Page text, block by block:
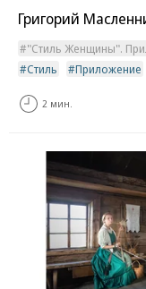
Григорий
"Стиль Женщины".
Стиль
Приложение
2 мин.